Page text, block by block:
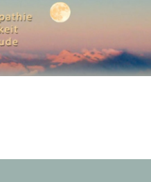
Achtsamkeit zu